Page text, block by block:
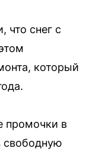
что снег с
который
промочки в
свободную